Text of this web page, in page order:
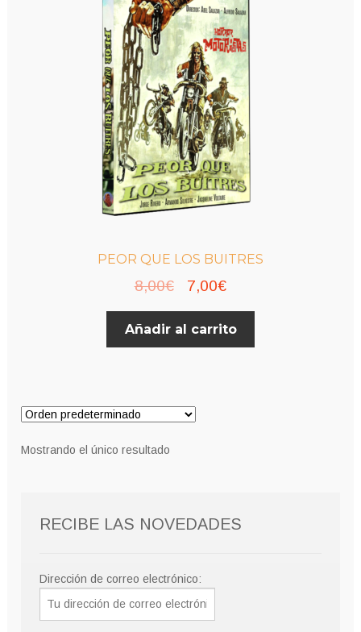
PEOR QUE LOS BUITRES
8,00€
El
precio
original
7,00€El
precio
actual
Añadir al carrito
Mostrando el único resultado
RECIBE LAS NOVEDADES
Dirección de correo electrónico: